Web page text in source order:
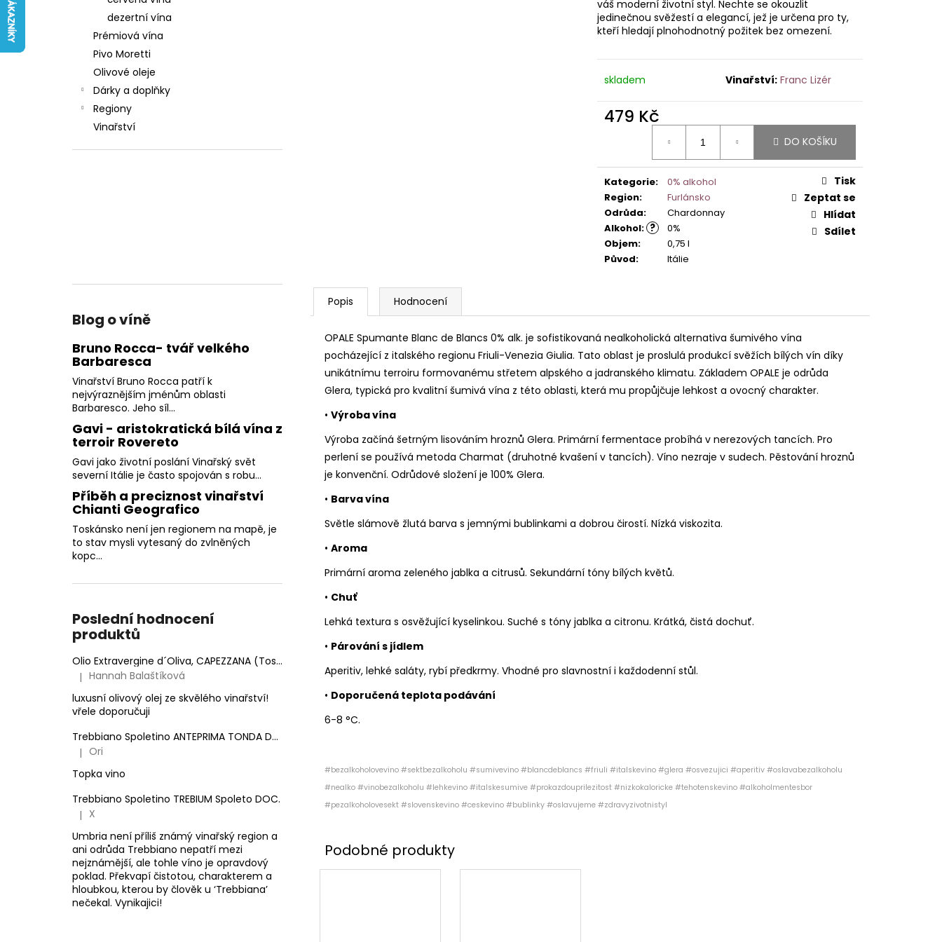
dezertní vína
Prémiová vína
Pivo Moretti
Olivové oleje
Dárky a doplňky
Regiony
Vinařství
Blog o víně
Bruno Rocca- tvář velkého
Barbaresca
Vinařství Bruno Rocca patří k
nejvýraznějším jménům oblasti
Barbaresco. Jeho síl...
Gavi - aristokratická bílá vína z
terroir Rovereto
Gavi jako životní poslání Vinařský svět
severní Itálie je často spojován s robu...
Příběh a preciznost vinařství
Chianti Geografico
Toskánsko není jen regionem na mapě, je
to stav mysli vytesaný do zvlněných
kopc...
Poslední hodnocení
produktů
Olio Extravergine d´Oliva, CAPEZZANA (Toskánsko) - 0,5 l
Hodnocení produktu je 5 z 5 hvězdiček.
| Hannah Balaštíková
luxusní olivový olej ze skvělého vinařství!
vřele doporučuji
Trebbiano Spoletino ANTEPRIMA TONDA DOC.
Hodnocení produktu je 5 z 5 hvězdiček.
| Ori
Topka vino
Trebbiano Spoletino TREBIUM Spoleto DOC.
Hodnocení produktu je 5 z 5 hvězdiček.
| X
Umbria není příliš známý vinařský region a
ani odrůda Trebbiano nepatří mezi
nejznámější, ale tohle víno je opravdový
poklad. Překvapí čistotou, charakterem a
hloubkou, kterou by člověk u ‘Trebbiana’
nečekal. Vynikajici!
váš moderní životní styl. Nechte se okouzlit
jedinečnou svěžestí a elegancí, jež je určena pro ty,
kteří hledají plnohodnotný požitek bez omezení.
skladem Franc Lizér
479 Kč
DO KOŠÍKU
Kategorie:
0% alkohol
Region:
Furlánsko
Odrůda: Chardonnay
?
Alkohol:
0%
Objem:
0,75 l
Původ: Itálie
Tisk
Zeptat se
Hlídat
Sdílet
Popis Hodnocení
OPALE Spumante Blanc de Blancs 0% alk. je sofistikovaná nealkoholická alternativa šumivého vína
pocházející z italského regionu Friuli-Venezia Giulia. Tato oblast je proslulá produkcí svěžích bílých vín díky
unikátnímu terroiru formovanému střetem alpského a jadranského klimatu. Základem OPALE je odrůda
Glera, typická pro kvalitní šumivá vína z této oblasti, která mu propůjčuje lehkost a ovocný charakter.
• Výroba vína
Výroba začíná šetrným lisováním hroznů Glera. Primární fermentace probíhá v nerezových tancích. Pro
perlení se používá metoda Charmat (druhotné kvašení v tancích). Víno nezraje v sudech. Pěstování hroznů
je konvenční. Odrůdové složení je 100% Glera.
• Barva vína
Světle slámově žlutá barva s jemnými bublinkami a dobrou čirostí. Nízká viskozita.
• Aroma
Primární aroma zeleného jablka a citrusů. Sekundární tóny bílých květů.
• Chuť
Lehká textura s osvěžující kyselinkou. Suché s tóny jablka a citronu. Krátká, čistá dochuť.
• Párování s jídlem
Aperitiv, lehké saláty, rybí předkrmy. Vhodné pro slavnostní i každodenní stůl.
• Doporučená teplota podávání
6-8 °C.
#bezalkoholovevino #sektbezalkoholu #sumivevino #blancdeblancs #friuli #italskevino #glera #osvezujici #aperitiv #oslavabezalkoholu
#nealko #vinobezalkoholu #lehkevino #italskesumive #prokazdouprilezitost #nizkokaloricke #tehotenskevino #alkoholmentesbor
#pezalkoholovesekt #slovenskevino #ceskevino #bublinky #oslavujeme #zdravyzivotnistyl
242 Kč